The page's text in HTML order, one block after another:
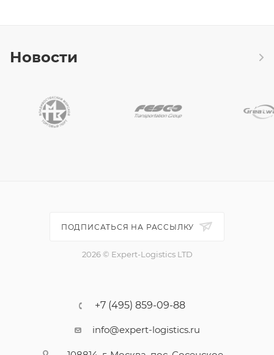
Новости
ПОДПИСАТЬСЯ НА РАССЫЛКУ
2026 © Expert-Logistics LTD
+7 (495) 859-09-88
info@expert-logistics.ru